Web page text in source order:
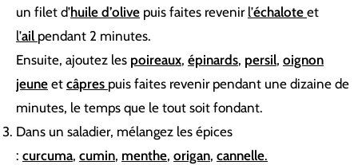
un filet d’huile d’olive puis faites revenir l’échalote et
l’ail pendant 2 minutes.
Ensuite, ajoutez les poireaux, épinards, persil, oignon
jeune et câpres puis faites revenir pendant une dizaine de
minutes, le temps que le tout soit fondant.
Dans un saladier, mélangez les épices
: curcuma, cumin, menthe, origan, cannelle.